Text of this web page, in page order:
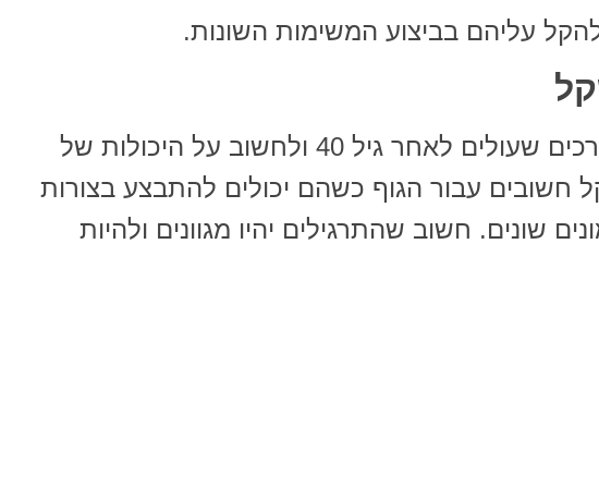
עליהם בביצוע המשימות השונות.
כדאי לחשוב על כל הצרכים שעולים לאחר גיל 40 ולחשוב על היכולות של
חשובים עבור הגוף כשהם יכולים להתבצע בצורות
שונים. חשוב שהתרגילים יהיו מגוונים ולהיות